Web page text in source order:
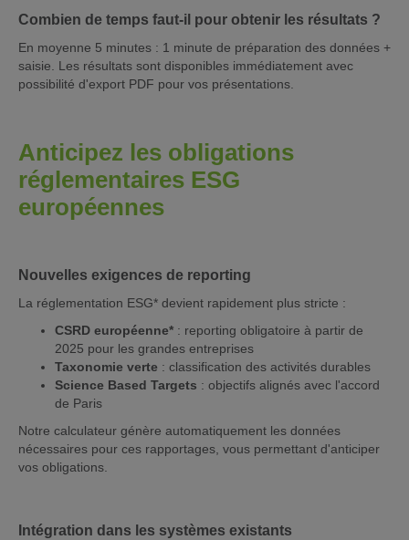
Combien de temps faut-il pour obtenir les résultats ?
En moyenne 5 minutes : 1 minute de préparation des données +
saisie. Les résultats sont disponibles immédiatement avec
possibilité d'export PDF pour vos présentations.
Anticipez les obligations
réglementaires ESG
européennes
Nouvelles exigences de reporting
La réglementation ESG* devient rapidement plus stricte :
CSRD européenne* : reporting obligatoire à partir de
2025 pour les grandes entreprises
Taxonomie verte : classification des activités durables
Science Based Targets : objectifs alignés avec l'accord
de Paris
Notre calculateur génère automatiquement les données
nécessaires pour ces rapportages, vous permettant d'anticiper
vos obligations.
Intégration dans les systèmes existants